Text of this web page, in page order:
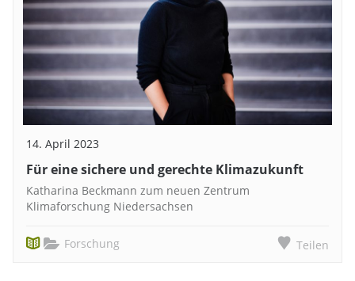
14. April 2023
Für eine sichere und gerechte Klimazukunft
Katharina Beckmann zum neuen Zentrum
Klimaforschung Niedersachsen
Forschung Teilen